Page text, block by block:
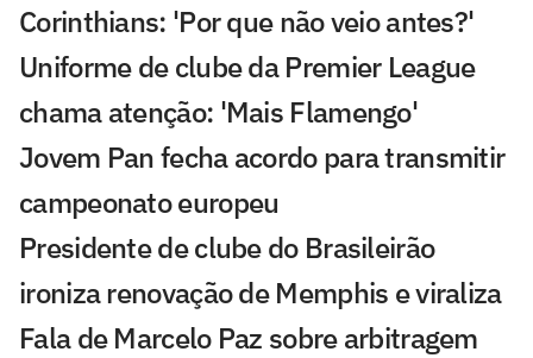
Corinthians: 'Por que não veio antes?'
Uniforme de clube da Premier League
chama atenção: 'Mais Flamengo'
Jovem Pan fecha acordo para transmitir
campeonato europeu
Presidente de clube do Brasileirão
ironiza renovação de Memphis e viraliza
Fala de Marcelo Paz sobre arbitragem